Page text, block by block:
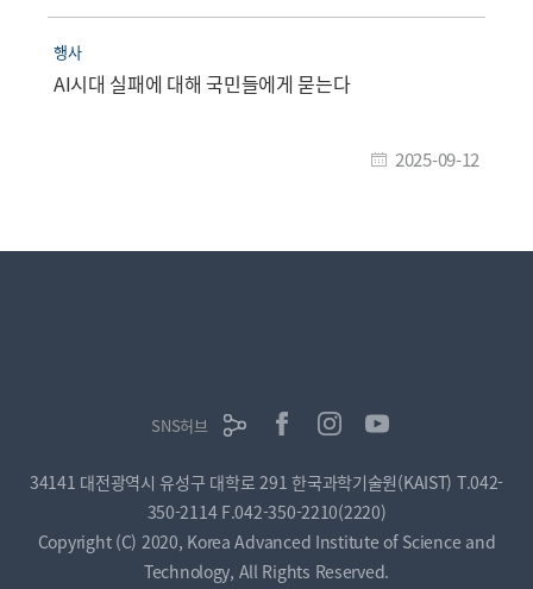
행사
AI시대 실패에 대해 국민들에게 묻는다
2025-09-12
SNS허브
34141 대전광역시 유성구 대학로 291 한국과학기술원(KAIST) T.042-
350-2114 F.042-350-2210(2220)
Copyright (C) 2020, Korea Advanced Institute of Science and
Technology, All Rights Reserved.